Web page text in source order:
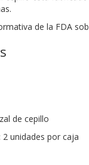
de la FDA
de cepillo
unidades por caja